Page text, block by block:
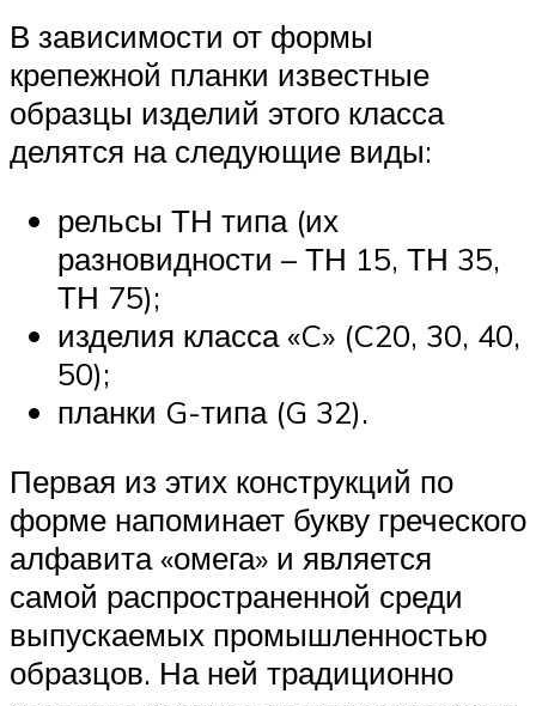
В зависимости от формы
крепежной планки известные
образцы изделий этого класса
делятся на следующие виды:
рельсы ТН типа (их
разновидности – ТН 15, ТН 35,
ТН 75);
изделия класса «C» (C20, 30, 40,
50);
планки G-типа (G 32).
Первая из этих конструкций по
форме напоминает букву греческого
алфавита «омега» и является
самой распространенной среди
выпускаемых промышленностью
образцов. На ней традиционно